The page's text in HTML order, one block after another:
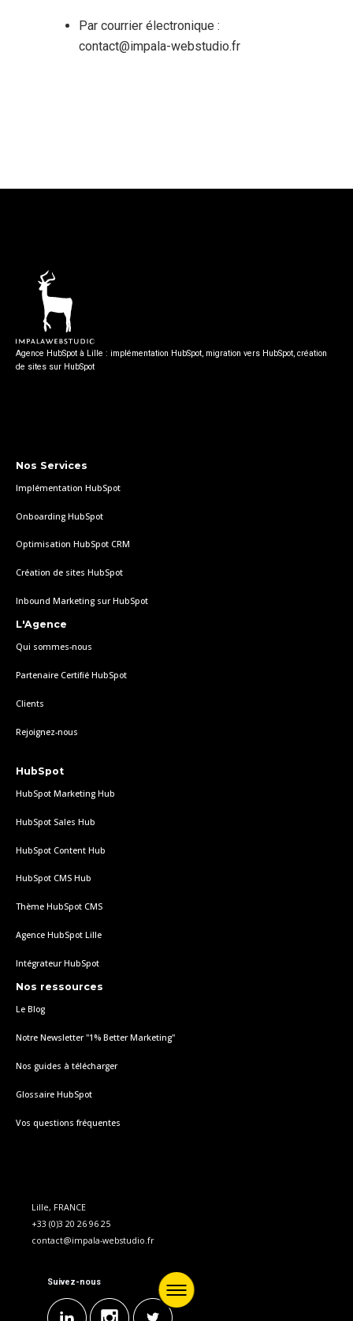
Menu
Par courrier électronique :
contact@impala-webstudio.fr
Agence HubSpot à Lille : implémentation HubSpot, migration vers HubSpot, création
de sites sur HubSpot
Nos Services
Implémentation HubSpot
Onboarding HubSpot
Optimisation HubSpot CRM
Création de sites HubSpot
Inbound Marketing sur HubSpot
L'Agence
Qui sommes-nous
Partenaire Certifié HubSpot
Clients
Rejoignez-nous
HubSpot
HubSpot Marketing Hub
HubSpot Sales Hub
HubSpot Content Hub
HubSpot CMS Hub
Thème HubSpot CMS
Agence HubSpot Lille
Intégrateur HubSpot
Nos ressources
Le Blog
Notre Newsletter "1% Better Marketing"
Nos guides à télécharger
Glossaire HubSpot
Vos questions fréquentes
Lille, FRANCE
+33 (0)3 20 26 96 25
contact@impala-webstudio.fr
Suivez-nous